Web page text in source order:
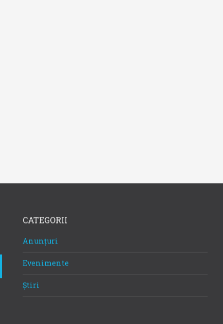
CATEGORII
Anunțuri
Evenimente
Știri